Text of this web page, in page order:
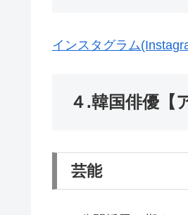
インスタグラム
４.韓国俳優【
芸能